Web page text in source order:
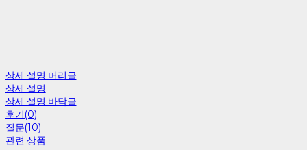
상세 설명 머리글
상세 설명
상세 설명 바닥글
후기(0)
질문(10)
관련 상품